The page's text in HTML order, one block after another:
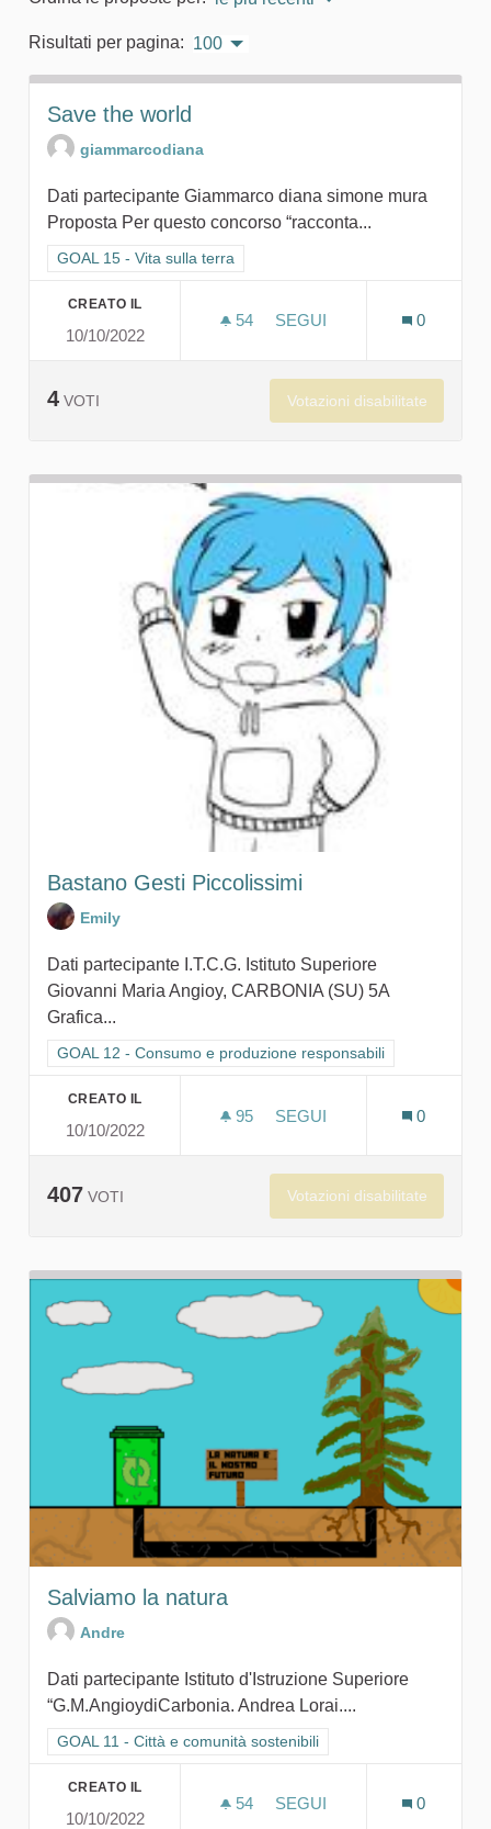
Risultati per pagina: 100
Save the world
giammarcodiana
Dati partecipante Giammarco diana simone mura
Proposta Per questo concorso “racconta...
Filtra i risultati per categoria: GOAL 15 - Vita sulla terra
GOAL 15 - Vita sulla terra
CREATO IL
10/10/2022
54 54 SOSTENITORI
SEGUI
0
4 VOTI Votazioni disabilitate
Bastano Gesti Piccolissimi
Emily
Dati partecipante I.T.C.G. Istituto Superiore
Giovanni Maria Angioy, CARBONIA (SU) 5A
Grafica...
Filtra i risultati per categoria: GOAL 12 - Consumo e
GOAL 12 - Consumo e produzione responsabili
CREATO IL
10/10/2022
95 95 SOSTENITORI
SEGUI
0
407 VOTI Votazioni disabilitate
Salviamo la natura
Andre
Dati partecipante Istituto d'Istruzione Superiore
“G.M.AngioydiCarbonia. Andrea Lorai....
Filtra i risultati per categoria: GOAL 11 - Città e comunità
GOAL 11 - Città e comunità sostenibili
CREATO IL
10/10/2022
54 54 SOSTENITORI
SEGUI
0